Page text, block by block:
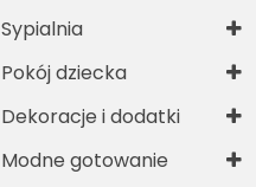
Sypialnia
Pokój dziecka
Dekoracje i dodatki
Modne gotowanie